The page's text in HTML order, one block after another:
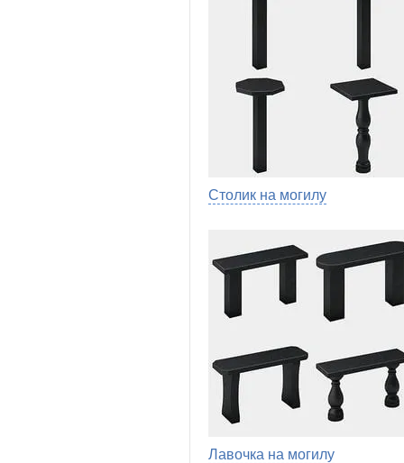
Столик на могилу
Лавочка на могилу